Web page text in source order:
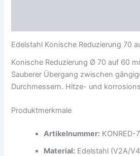
Edelstahl Konische Reduzierung 70
Konische Reduzierung Ø 70 auf 60
Sauberer Übergang zwischen
Durchmessern. Hitze- und
Produktmerkmale
Artikelnummer: KONRED-
Material: Edelstahl (V2A/